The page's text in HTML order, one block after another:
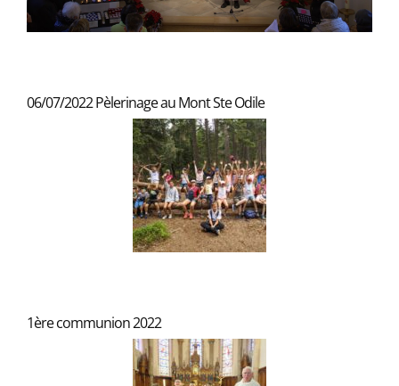
06/07/2022 Pèlerinage au Mont Ste Odile
1ère communion 2022